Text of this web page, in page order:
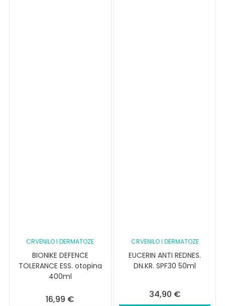
CRVENILO I DERMATOZE
BIONIKE DEFENCE
TOLERANCE ESS. otopina
400ml
16,99 €
CRVENILO I DERMATOZE
EUCERIN ANTI REDNES.
DN.KR. SPF30 50ml
34,90 €